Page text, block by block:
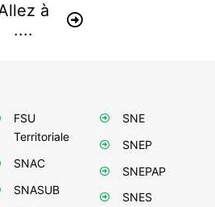
à
....
FSU
Territoriale
SNAC
SNASUB
SNE
SNEP
SNEPAP
SNES